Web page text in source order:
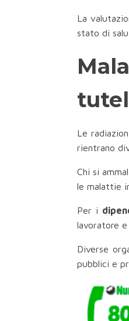
La
stato di
Le
rientrano
Chi si
le malattie
Per i
lavoratore
Diverse
pubblici e